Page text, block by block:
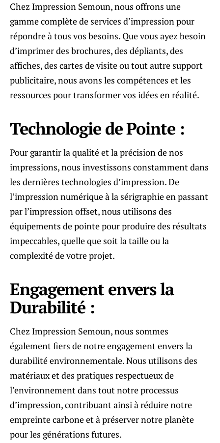
Chez Impression Semoun, nous offrons une
gamme complète de services d’impression pour
répondre à tous vos besoins. Que vous ayez besoin
d’imprimer des brochures, des dépliants, des
affiches, des cartes de visite ou tout autre support
publicitaire, nous avons les compétences et les
ressources pour transformer vos idées en réalité.
Technologie de Pointe :
Pour garantir la qualité et la précision de nos
impressions, nous investissons constamment dans
les dernières technologies d’impression. De
l’impression numérique à la sérigraphie en passant
par l’impression offset, nous utilisons des
équipements de pointe pour produire des résultats
impeccables, quelle que soit la taille ou la
complexité de votre projet.
Engagement envers la
Durabilité :
Chez Impression Semoun, nous sommes
également fiers de notre engagement envers la
durabilité environnementale. Nous utilisons des
matériaux et des pratiques respectueux de
l’environnement dans tout notre processus
d’impression, contribuant ainsi à réduire notre
empreinte carbone et à préserver notre planète
pour les générations futures.